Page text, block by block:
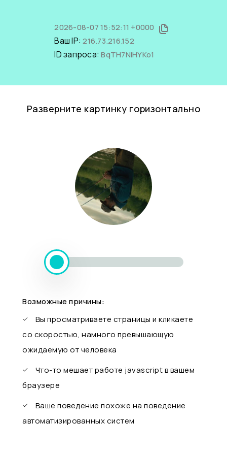
2026-08-07 15:52:11 +0000
Ваш IP:216.73.216.152
ID запроса:BqTH7NlHYKo1
Разверните картинку горизонтально
Возможные причины:
Вы просматриваете страницы и кликаете
со скоростью, намного превышающую
ожидаемую от человека
Что-то мешает работе javascript в вашем
браузере
Ваше поведение похоже на поведение
автоматизированных систем